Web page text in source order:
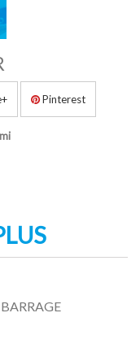
Pinterest